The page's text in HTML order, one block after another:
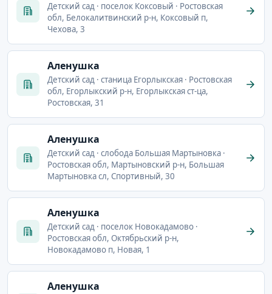
Детский сад · поселок Коксовый · Ростовская
обл, Белокалитвинский р-н, Коксовый п,
Чехова, 3
Аленушка
Детский сад · станица Егорлыкская · Ростовская
обл, Егорлыкский р-н, Егорлыкская ст-ца,
Ростовская, 31
Аленушка
Детский сад · слобода Большая Мартыновка ·
Ростовская обл, Мартыновский р-н, Большая
Мартыновка сл, Спортивный, 30
Аленушка
Детский сад · поселок Новокадамово ·
Ростовская обл, Октябрьский р-н,
Новокадамово п, Новая, 1
Аленушка